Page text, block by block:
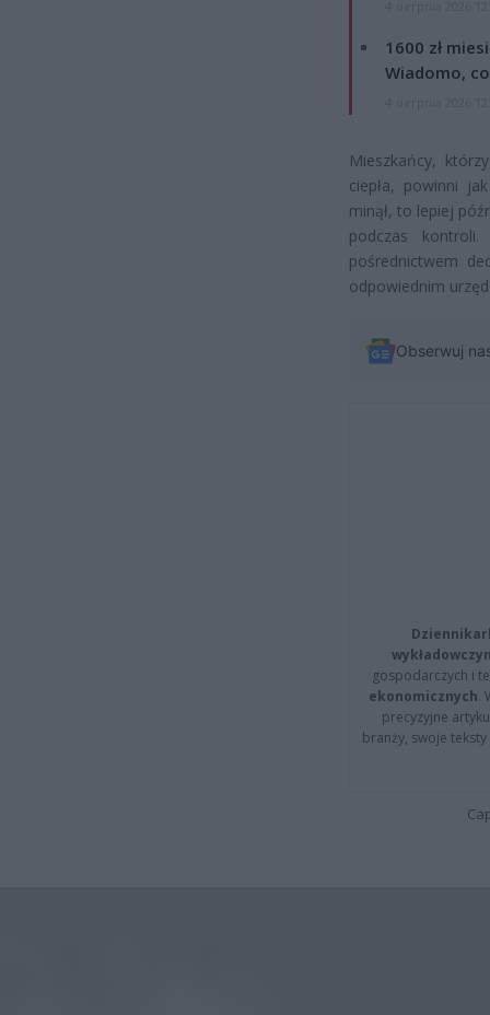
1600 zł
Wiadomo,
Mieszkańcy,
ciepła, powinni
minął, to lepiej
podczas
pośrednictwem
odpowiednim
Obserwuj
gospodarczych i
ekonomicznych.
precyzyjne
branży, swoje